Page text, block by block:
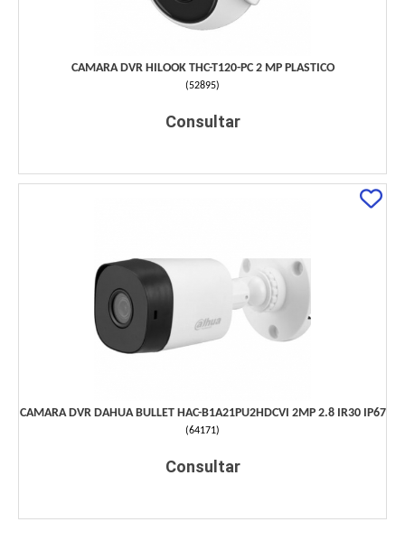
CAMARA DVR HILOOK THC-T120-PC 2 MP PLASTICO
(52895)
Consultar
CAMARA DVR DAHUA BULLET HAC-B1A21PU2HDCVI 2MP 2.8 IR30 IP67
(64171)
Consultar